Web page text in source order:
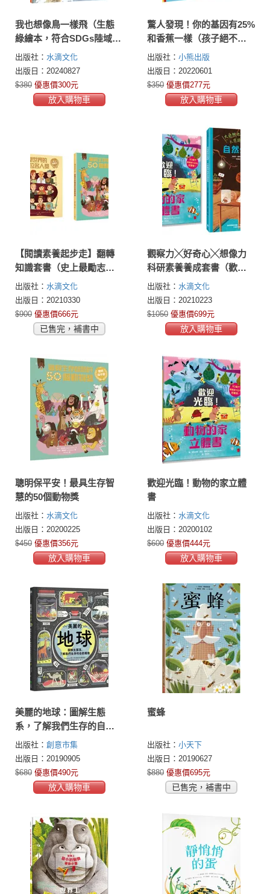
我也想像鳥一樣飛（生態
綠繪本，符合SDGs陸域生
態，認識鳥類知識，學習
尊重多元、接納自己）
出版社： 水滴文化
出版日：20240827
$380 優惠價300元
放入購物車
驚人發現！你的基因有25%
和香蕉一樣（孩子絕不可
錯過的第一本演化遺傳學
繪本）
出版社： 小熊出版
出版日：20220601
$350 優惠價277元
放入購物車
【閱讀素養起步走】翻轉
知識套書（史上最勵志！
改變世界的50位名人獎、
聰明保平安！最具生存智
慧的50個動物獎）
出版社： 水滴文化
出版日：20210330
$900 優惠價666元
已售完，補書中
觀察力╳好奇心╳想像力
科研素養養成套書（歡迎
光臨！動物的家立體書＋
大自然也太有趣！小棕鼠
的自然生態百科）
出版社： 水滴文化
出版日：20210223
$1050 優惠價699元
放入購物車
聰明保平安！最具生存智
慧的50個動物獎
出版社： 水滴文化
出版日：20200225
$450 優惠價356元
放入購物車
歡迎光臨！動物的家立體
書
出版社： 水滴文化
出版日：20200102
$600 優惠價444元
放入購物車
美麗的地球：圖解生態
系，了解我們生存的自然
環境
出版社： 創意市集
出版日：20190905
$680 優惠價490元
放入購物車
蜜蜂
出版社： 小天下
出版日：20190627
$880 優惠價695元
已售完，補書中